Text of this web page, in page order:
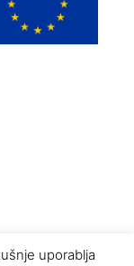
uporablja